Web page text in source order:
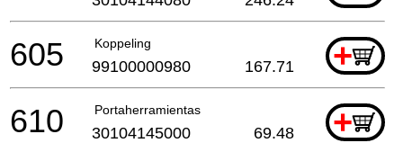
Koppeling +
605 99100000980 167.71
Portaherramientas +
610 30104145000 69.48